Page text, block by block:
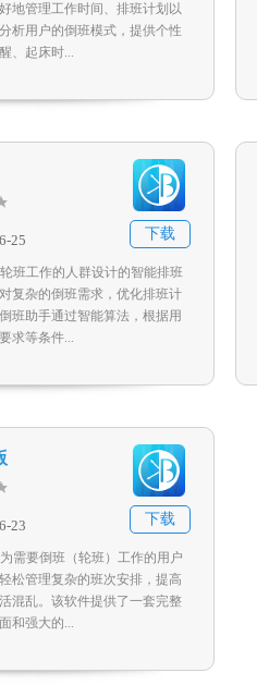
地管理工作时间、排班计划以
析用户的倒班模式，提供个性
、起床时...
25
下载
班工作的人群设计的智能排班
复杂的倒班需求，优化排班计
班助手通过智能算法，根据用
求等条件...
23
下载
需要倒班（轮班）工作的用户
松管理复杂的班次安排，提高
混乱。该软件提供了一套完整
和强大的...